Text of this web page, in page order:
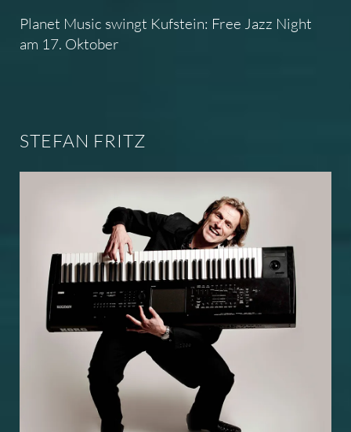
Planet Music swingt Kufstein: Free Jazz Night
am 17. Oktober
STEFAN FRITZ